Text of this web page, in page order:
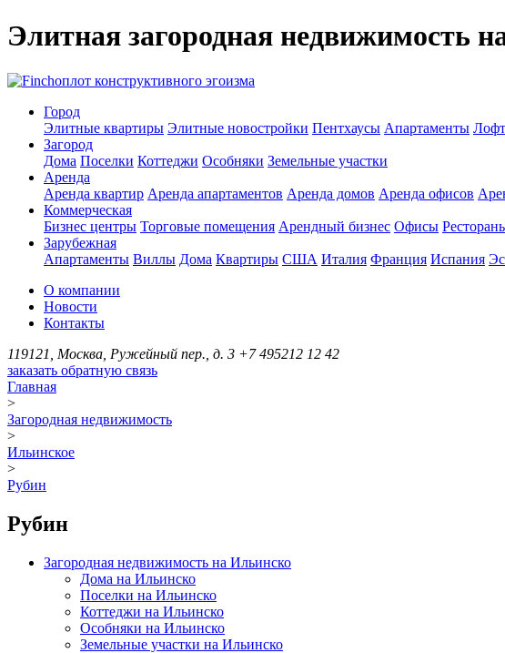
Элитная загородная недвижимость
оплот конструктивного эгоизма
Город
Элитные квартиры Элитные новостройки Пентхаусы Апартаменты
Загород
Дома Поселки Коттеджи Особняки Земельные участки
Аренда
Аренда квартир Аренда апартаментов Аренда домов Аренда офисов
Коммерческая
Бизнес центры Торговые помещения Арендный бизнес Офисы
Зарубежная
Апартаменты Виллы Дома Квартиры США Италия Франция Испания
О компании
Новости
Контакты
119121, Москва, Ружейный пер., д. 3 +7 495212 12 42
заказать обратную связь
Главная
>
Загородная недвижимость
>
Ильинское
>
Рубин
Рубин
Загородная недвижимость на Ильинско
Дома на Ильинско
Поселки на Ильинско
Коттеджи на Ильинско
Особняки на Ильинско
Земельные участки на Ильинско